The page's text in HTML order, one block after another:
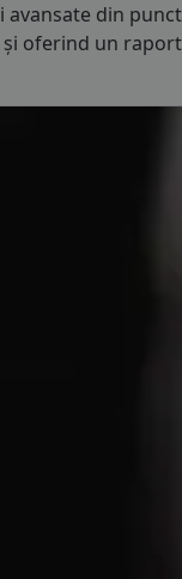
avansate din
oferind un